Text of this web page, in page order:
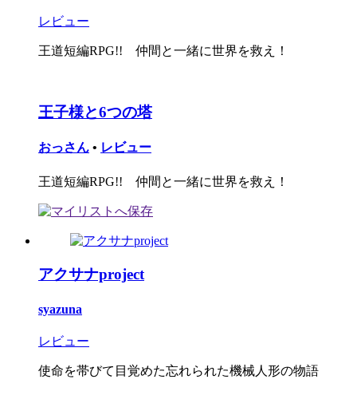
レビュー
王道短編RPG!! 仲間と一緒に世界を救え！
王子様と6つの塔
おっさん • レビュー
王道短編RPG!! 仲間と一緒に世界を救え！
アクサナproject
syazuna
レビュー
使命を帯びて目覚めた忘れられた機械人形の物語